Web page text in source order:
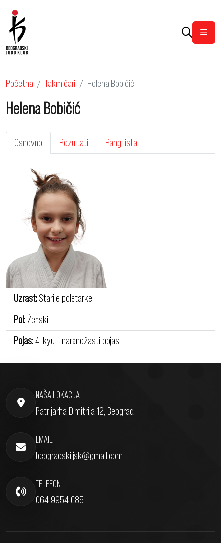
Početna Takmičari Helena Bobičić
Helena Bobičić
Osnovno Rezultati Rang lista
Uzrast: Starije poletarke
Pol: Ženski
Pojas:4. kyu - narandžasti pojas
NAŠA LOKACIJA
Patrijarha Dimitrija 12, Beograd
EMAIL
beogradski.jsk@gmail.com
TELEFON
064 9954 085